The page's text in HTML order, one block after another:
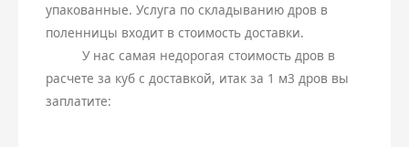
упакованные. Услуга по складыванию дров в
поленницы входит в стоимость доставки.
У нас самая недорогая стоимость дров в
расчете за куб с доставкой, итак за 1 м3 дров вы
заплатите: